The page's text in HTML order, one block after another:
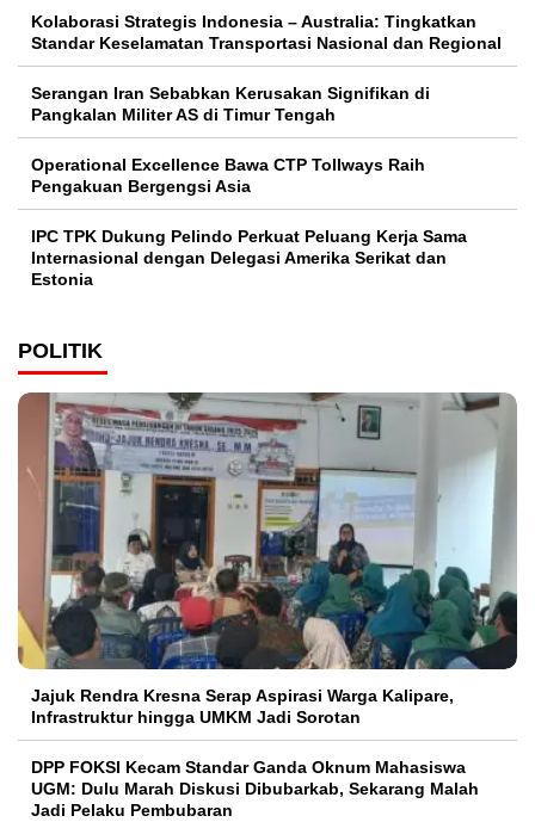
Kolaborasi Strategis Indonesia – Australia: Tingkatkan
Standar Keselamatan Transportasi Nasional dan Regional
Serangan Iran Sebabkan Kerusakan Signifikan di
Pangkalan Militer AS di Timur Tengah
Operational Excellence Bawa CTP Tollways Raih
Pengakuan Bergengsi Asia
IPC TPK Dukung Pelindo Perkuat Peluang Kerja Sama
Internasional dengan Delegasi Amerika Serikat dan
Estonia
POLITIK
Jajuk Rendra Kresna Serap Aspirasi Warga Kalipare,
Infrastruktur hingga UMKM Jadi Sorotan
DPP FOKSI Kecam Standar Ganda Oknum Mahasiswa
UGM: Dulu Marah Diskusi Dibubarkab, Sekarang Malah
Jadi Pelaku Pembubaran